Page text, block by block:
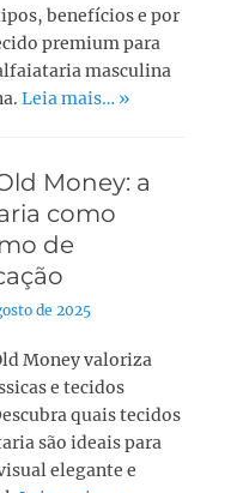
benefícios e por
premium para
masculina
Leia mais… »
Money: a
como
de
de 2025
Money valoriza
e tecidos
quais tecidos
são ideais para
elegante e